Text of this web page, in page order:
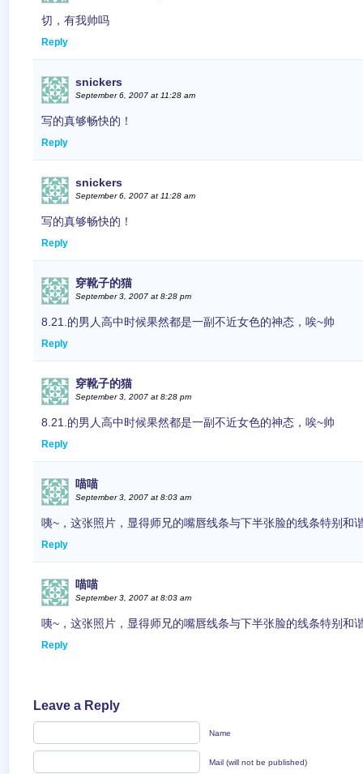
切，有我帅吗
Reply
snickers
September 6, 2007 at 11:28 am
写的真够畅快的！
Reply
snickers
September 6, 2007 at 11:28 am
写的真够畅快的！
Reply
穿靴子的猫
September 3, 2007 at 8:28 pm
8.21.的男人高中时候果然都是一副不近女色的神态，唉~帅
Reply
穿靴子的猫
September 3, 2007 at 8:28 pm
8.21.的男人高中时候果然都是一副不近女色的神态，唉~帅
Reply
喵喵
September 3, 2007 at 8:03 am
咦~，这张照片，显得师兄的嘴唇线条与下半张脸的线条特别和
Reply
喵喵
September 3, 2007 at 8:03 am
咦~，这张照片，显得师兄的嘴唇线条与下半张脸的线条特别和
Reply
Leave a Reply
Name
Mail (will not be published)